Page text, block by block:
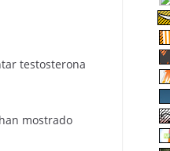
testosterona
mostrado